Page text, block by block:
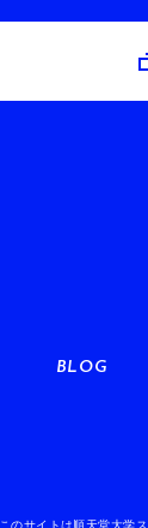
BLOG
このサイトは順天堂大学